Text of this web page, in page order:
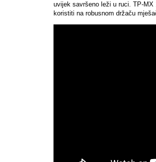
uvijek savršeno leži u ruci. TP-MX
koristiti na robusnom držaču